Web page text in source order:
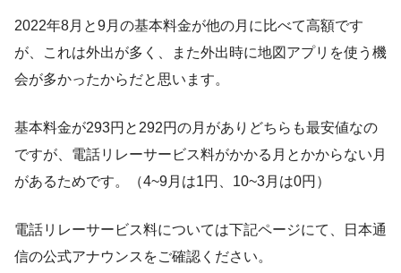
2022年8月と9月の基本料金が他の月に比べて高額です
が、これは外出が多く、また外出時に地図アプリを使う機
会が多かったからだと思います。
基本料金が293円と292円の月がありどちらも最安値なの
ですが、電話リレーサービス料がかかる月とかからない月
があるためです。（4~9月は1円、10~3月は0円）
電話リレーサービス料については下記ページにて、日本通
信の公式アナウンスをご確認ください。